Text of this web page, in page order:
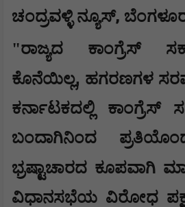
ಚಂದ್ರವಳ್ಳಿ ನ್ಯೂಸ್,
"ರಾಜ್ಯದ ಕಾಂಗ್ರೆಸ್
ಕೊನೆಯಿಲ್ಲ, ಹಗರಣಗಳ
ಕರ್ನಾಟಕದಲ್ಲಿ ಕಾಂಗ್ರೆಸ್
ಬಂದಾಗಿನಿಂದ
ಭ್ರಷ್ಟಾಚಾರದ ಕೂಪವಾಗಿ
ವಿಧಾನಸಭೆಯ ವಿರೋಧ